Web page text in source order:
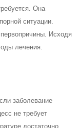
Она
ситуации.
Исходя
лечения.
заболевание
не требует
достаточно